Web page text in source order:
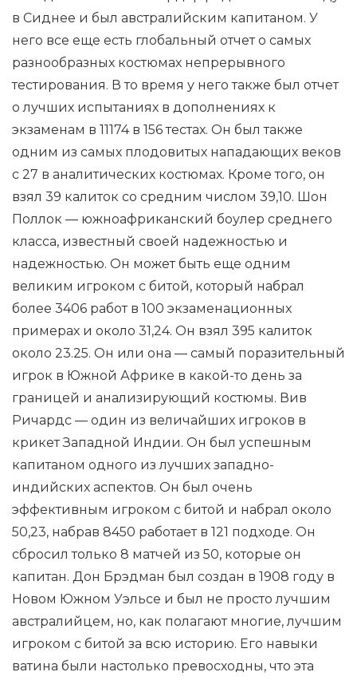
в Сиднее и был австралийским капитаном. У
него все еще есть глобальный отчет о самых
разнообразных костюмах непрерывного
тестирования. В то время у него также был отчет
о лучших испытаниях в дополнениях к
экзаменам в 11174 в 156 тестах. Он был также
одним из самых плодовитых нападающих веков
с 27 в аналитических костюмах. Кроме того, он
взял 39 калиток со средним числом 39,10. Шон
Поллок — южноафриканский боулер среднего
класса, известный своей надежностью и
надежностью. Он может быть еще одним
великим игроком с битой, который набрал
более 3406 работ в 100 экзаменационных
примерах и около 31,24. Он взял 395 калиток
около 23.25. Он или она — самый поразительный
игрок в Южной Африке в какой-то день за
границей и анализирующий костюмы. Вив
Ричардс — один из величайших игроков в
крикет Западной Индии. Он был успешным
капитаном одного из лучших западно-
индийских аспектов. Он был очень
эффективным игроком с битой и набрал около
50,23, набрав 8450 работает в 121 подходе. Он
сбросил только 8 матчей из 50, которые он
капитан. Дон Брэдман был создан в 1908 году в
Новом Южном Уэльсе и был не просто лучшим
австралийцем, но, как полагают многие, лучшим
игроком с битой за всю историю. Его навыки
ватина были настолько превосходны, что эта